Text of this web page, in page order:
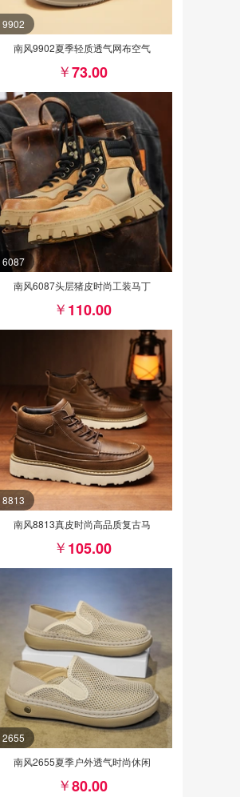
9902
南风9902夏季轻质透气网布空气
73.00
6087
南风6087头层猪皮时尚工装马丁
110.00
8813
南风8813真皮时尚高品质复古马
105.00
2655
南风2655夏季户外透气时尚休闲
80.00